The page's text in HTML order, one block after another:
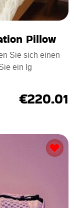
Pillow
Sie sich einen
ein Ig
€220.01